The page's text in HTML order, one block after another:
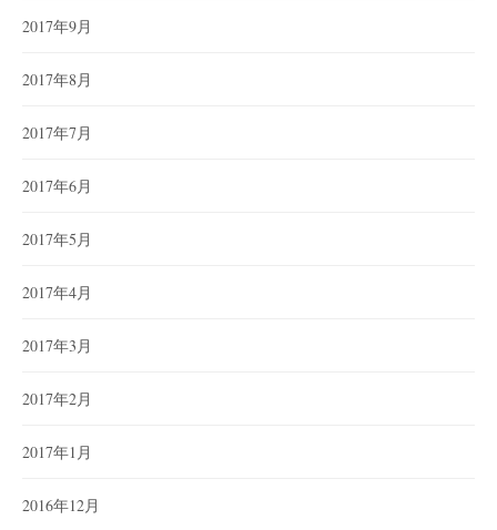
2017年9月
2017年8月
2017年7月
2017年6月
2017年5月
2017年4月
2017年3月
2017年2月
2017年1月
2016年12月